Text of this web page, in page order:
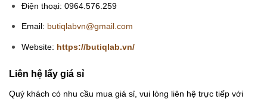
Điện thoại: 0964.576.259
Email: butiqlabvn@gmail.com
Website: https://butiqlab.vn/
Liên hệ lấy giá sỉ
Quý khách có nhu cầu mua giá sỉ, vui lòng liên hệ trực tiếp với